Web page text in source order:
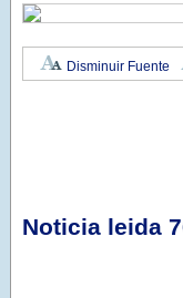
Disminuir Fuente
Noticia leida